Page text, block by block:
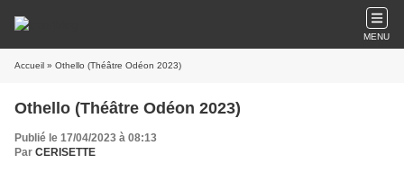
MENU
Accueil » Othello (Théâtre Odéon 2023)
Othello (Théâtre Odéon 2023)
Publié le 17/04/2023 à 08:13
Par CERISETTE